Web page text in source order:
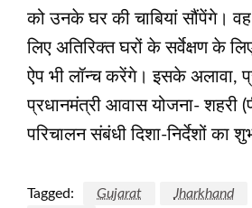
को उनके घर की चाबियां सौंपेंगे।
लिए अतिरिक्त घरों के सर्वेक्षण के
ऐप भी लॉन्च करेंगे। इसके अलावा,
प्रधानमंत्री आवास योजना- शहरी
परिचालन संबंधी दिशा-निर्देशों का
Tagged: Gujarat Jharkhand